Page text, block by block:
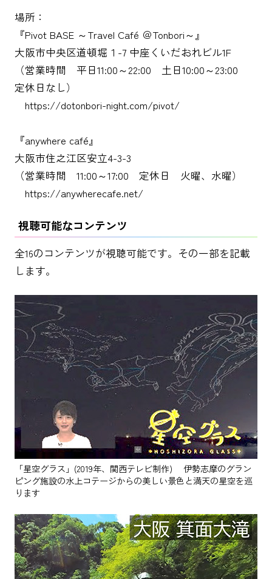
場所：
『Pivot BASE ～Travel Café ＠Tonbori～』
大阪市中央区道頓堀１-7 中座くいだおれビル1F
（営業時間 平日11:00～22:00 土日10:00～23:00
定休日なし）
https://dotonbori-night.com/pivot/
『anywhere café』
大阪市住之江区安立4-3-3
（営業時間 11:00～17:00 定休日 火曜、水曜）
https://anywherecafe.net/
視聴可能なコンテンツ
全16のコンテンツが視聴可能です。その一部を記載
します。
「星空グラス」(2019年、関西テレビ制作) 伊勢志摩のグラン
ピング施設の水上コテージからの美しい景色と満天の星空を巡
ります